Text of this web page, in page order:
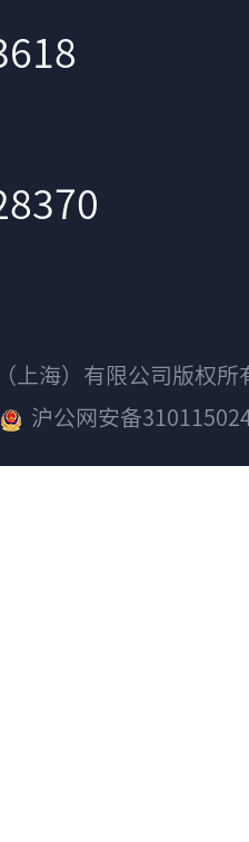
上海）有限公司版权
沪公网安备